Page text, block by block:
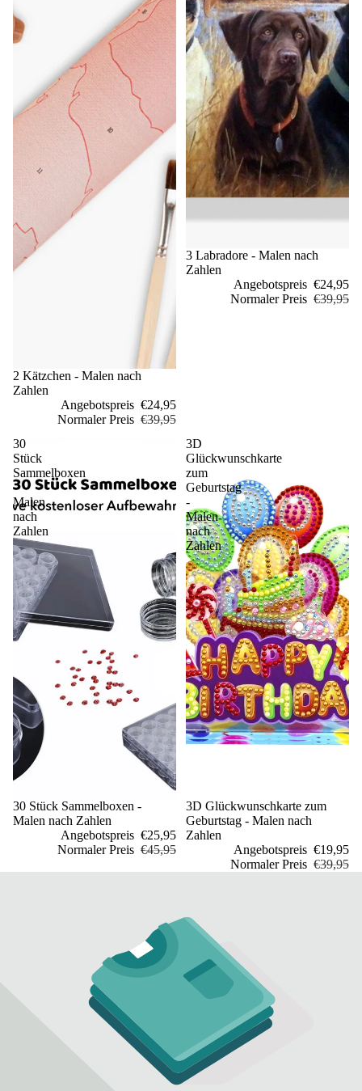
Sale
2 Kätzchen - Malen nach
Zahlen
Angebotspreis €24,95
Normaler Preis €39,95
Sale
3 Labradore - Malen nach
Zahlen
Angebotspreis €24,95
Normaler Preis €39,95
30
Stück
Sammelboxen
-
Malen
nach
Zahlen
Sale
30 Stück Sammelboxen -
Malen nach Zahlen
Angebotspreis €25,95
Normaler Preis €45,95
3D
Glückwunschkarte
zum
Geburtstag
-
Malen
nach
Zahlen
Sale
3D Glückwunschkarte zum
Geburtstag - Malen nach
Zahlen
Angebotspreis €19,95
Normaler Preis €39,95